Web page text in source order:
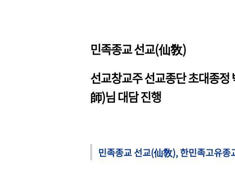
민족종교 선교(仙敎)
선교창교주 선교종단 초대종
師)님 대담 진행
민족종교 선교(仙敎),한민족고유종